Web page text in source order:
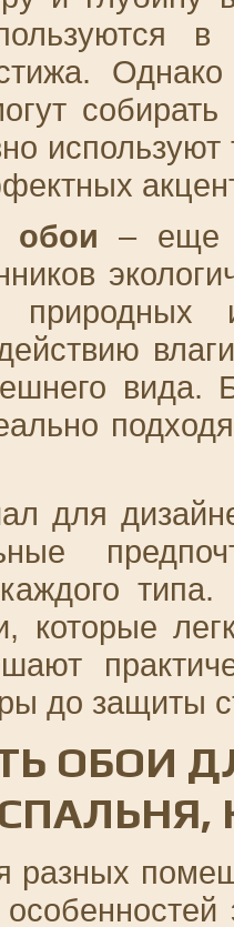
обои – еще
природных
вида.
для
каждого
которые
до защиты
ОБОИ
разных